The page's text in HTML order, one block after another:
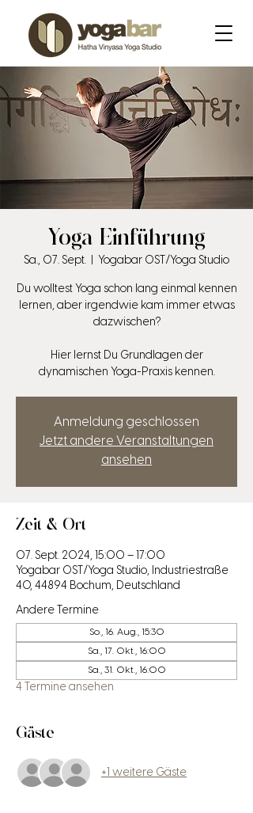
Yoga Einführung
Sa., 07. Sept. Yogabar OST/Yoga Studio
Du wolltest Yoga schon lang einmal kennen
lernen, aber irgendwie kam immer etwas
dazwischen?
Hier lernst Du Grundlagen der
dynamischen Yoga-Praxis kennen.
Anmeldung geschlossen
Jetzt andere Veranstaltungen
ansehen
Zeit & Ort
07. Sept. 2024, 15:00 – 17:00
Yogabar OST/Yoga Studio, Industriestraße
40, 44894 Bochum, Deutschland
Andere Termine
So., 16. Aug., 15:30
Sa., 17. Okt., 16:00
Sa., 31. Okt., 16:00
4 Termine ansehen
Gäste
+1 weitere Gäste